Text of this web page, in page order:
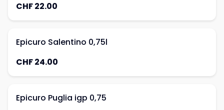
CHF 22.00
Epicuro Salentino 0,75l
CHF 24.00
Epicuro Puglia igp 0,75